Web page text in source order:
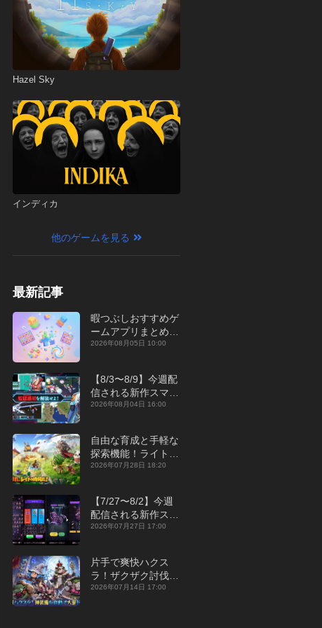
Hazel Sky
インディカ
他のゲームを見る
最新記事
暇つぶしおすすめゲ
ームアプリまとめ｜
オフライン対応あり
2026年08月05日 10:00
【8/3〜8/9】今週配
信される新作スマホ
ゲームをまとめてお
2026年08月04日 16:00
自由な育成と手軽な
探索機能！ライトカ
ジュアルMMORPG
P】
2026年07月28日 18:20
【7/27〜8/2】今週
配信される新作スマ
ホゲームをまとめて
2026年07月27日 17:00
片手で爽快ハクス
ラ！ザクザク討伐し
て神装備を集める放
2026年07月14日 17:00